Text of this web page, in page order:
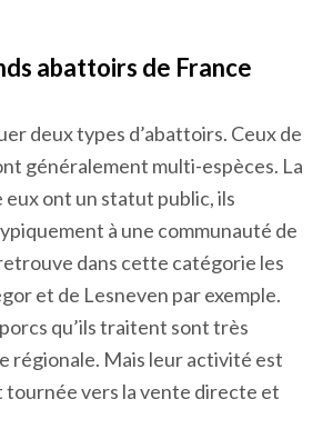
abattoirs de France
deux types d’abattoirs. Ceux de
généralement multi-espèces. La
eux ont un statut public, ils
à une communauté de
dans cette catégorie les
et de Lesneven par exemple.
qu’ils traitent sont très
régionale. Mais leur activité est
vers la vente directe et